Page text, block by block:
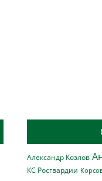
Александр Козлов
КС Росгвардии